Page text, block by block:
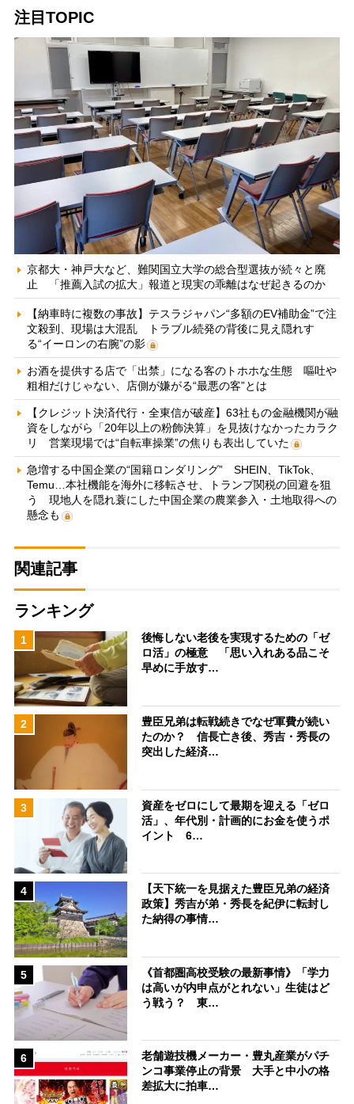
注目TOPIC
京都大・神戸大など、難関国立大学の総合型選抜が続々と廃
止 「推薦入試の拡大」報道と現実の乖離はなぜ起きるのか
【納車時に複数の事故】テスラジャパン“多額のEV補助金”で注
文殺到、現場は大混乱 トラブル続発の背後に見え隠れす
る“イーロンの右腕”の影
お酒を提供する店で「出禁」になる客のトホホな生態 嘔吐や
粗相だけじゃない、店側が嫌がる“最悪の客”とは
【クレジット決済代行・全東信が破産】63社もの金融機関が融
資をしながら「20年以上の粉飾決算」を見抜けなかったカラク
リ 営業現場では“自転車操業”の焦りも表出していた
急増する中国企業の“国籍ロンダリング” SHEIN、TikTok、
Temu…本社機能を海外に移転させ、トランプ関税の回避を狙
う 現地人を隠れ蓑にした中国企業の農業参入・土地取得への
懸念も
関連記事
ランキング
1
後悔しない老後を実現するための「ゼ
ロ活」の極意 「思い入れある品こそ
早めに手放す…
2
豊臣兄弟は転戦続きでなぜ軍費が続い
たのか？ 信長亡き後、秀吉・秀長の
突出した経済…
3
資産をゼロにして最期を迎える「ゼロ
活」、年代別・計画的にお金を使うポ
イント 6…
4
【天下統一を見据えた豊臣兄弟の経済
政策】秀吉が弟・秀長を紀伊に転封し
た納得の事情…
5
《首都圏高校受験の最新事情》「学力
は高いが内申点がとれない」生徒はど
う戦う？ 東…
6
老舗遊技機メーカー・豊丸産業がパチ
ンコ事業停止の背景 大手と中小の格
差拡大に拍車…